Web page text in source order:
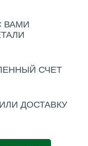
ВАМИ
СЧЕТ
ДОСТАВКУ